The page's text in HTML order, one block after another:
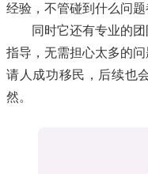
经验，不管碰到什么问题
同时它还有专业的团
指导，无需担心太多的
请人成功移民，后续也
然。